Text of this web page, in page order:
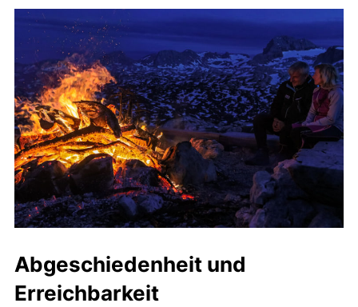
Abgeschiedenheit und
Erreichbarkeit